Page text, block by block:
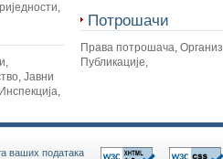
,
,
, Јавни
Инспекција,
Потрошачи
Права потрошача,
Публикације,
ваших података